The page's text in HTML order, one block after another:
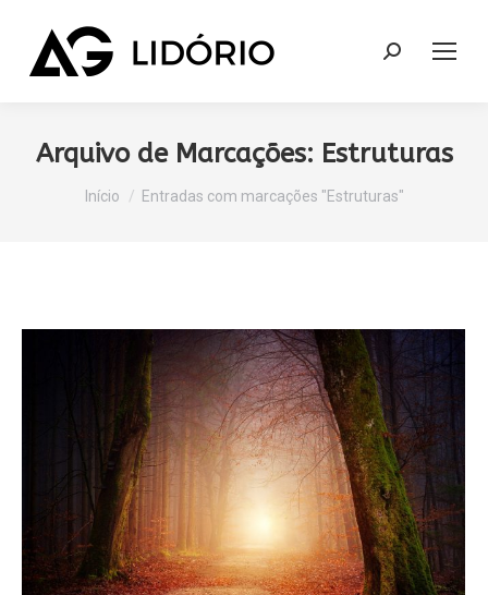
Search:
Arquivo de Marcações: Estruturas
Você está aqui:
Início Entradas com marcações "Estruturas"